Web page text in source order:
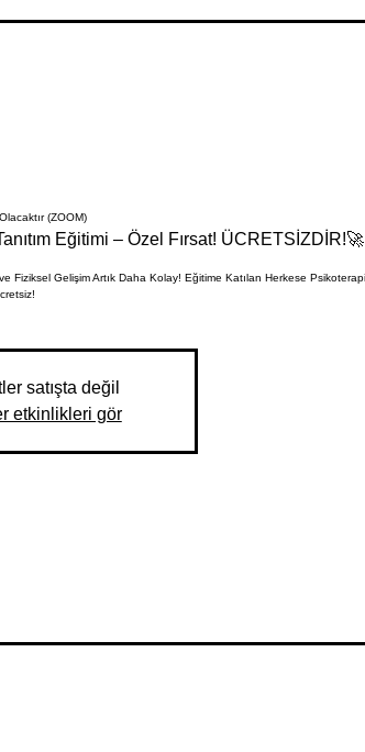
(ZOOM)
Eğitimi – Özel Fırsat! ÜCRETSİZDİR!🚀
Fiziksel Gelişim Artık Daha Kolay! Eğitime Katılan Herkese
satışta değil
etkinlikleri gör